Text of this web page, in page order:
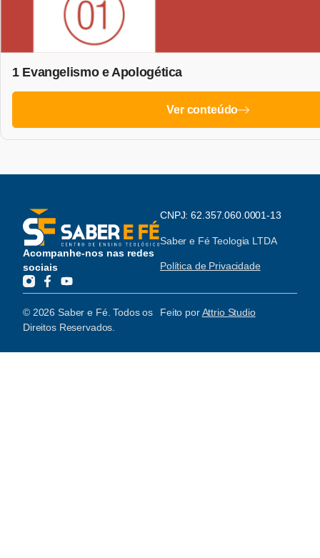
1 Evangelismo e Apologética
Ver conteúdo
Acompanhe-nos nas redes
sociais
CNPJ: 62.357.060.0001-13
Saber e Fé Teologia LTDA
Política de Privacidade
© 2026 Saber e Fé. Todos os
Direitos Reservados.
Feito porAttrio Studio